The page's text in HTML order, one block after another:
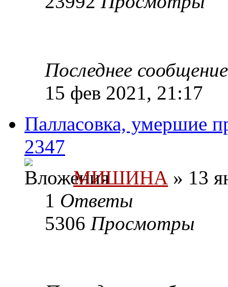
Последнее
15 фев 2021, 21:17
Палласовка, умершие
2347
МИШИНА » 13
1 Ответы
5306 Просмотры